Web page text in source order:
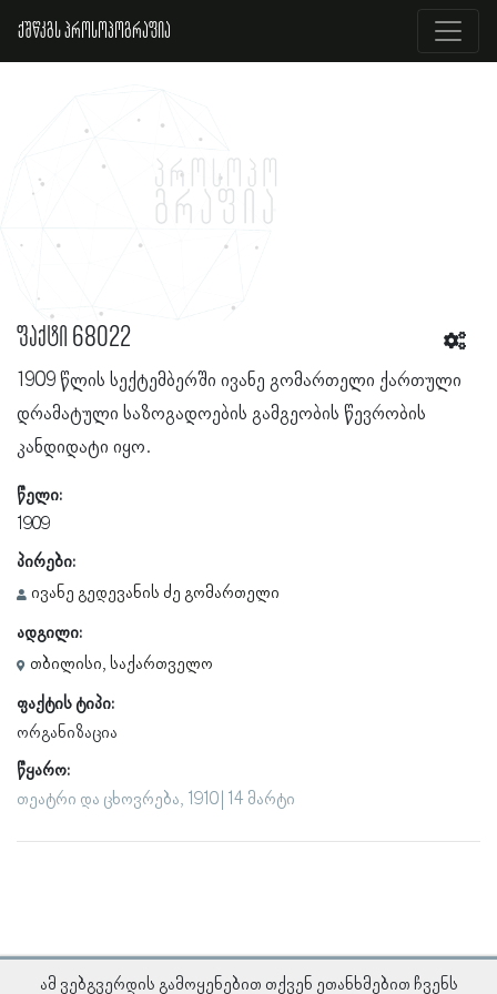
ქშწკგს პროსოპოგრაფია
ფაქტი 68022
1909 წლის სექტემბერში ივანე გომართელი ქართული
დრამატული საზოგადოების გამგეობის წევრობის
კანდიდატი იყო.
წელი:
1909
პირები:
ივანე გედევანის ძე გომართელი
ადგილი:
თბილისი, საქართველო
ფაქტის ტიპი:
ორგანიზაცია
წყარო:
თეატრი და ცხოვრება, 1910 | 14 მარტი
ამ ვებგვერდის გამოყენებით თქვენ ეთანხმებით ჩვენს